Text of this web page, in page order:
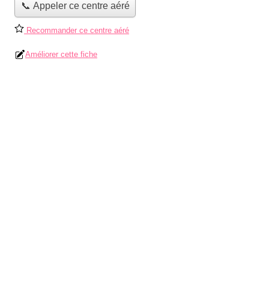
📞 Appeler ce centre aéré
Recommander ce centre aéré
Améliorer cette fiche